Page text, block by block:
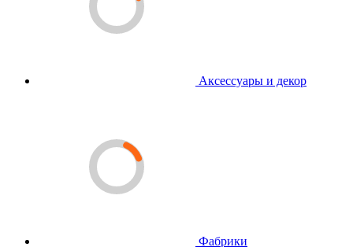
Аксессуары и декор
Фабрики